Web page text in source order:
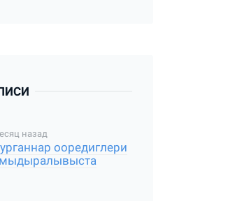
назад
ооредиглери